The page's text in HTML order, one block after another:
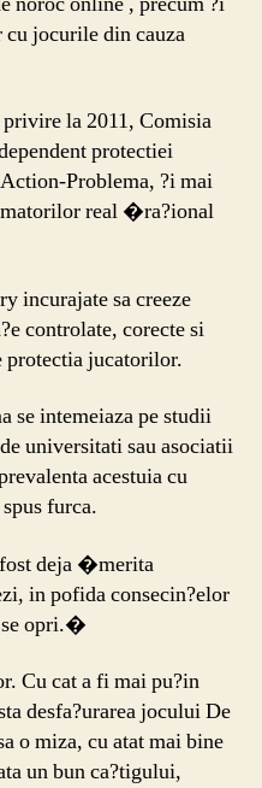
jocurile din cauza
la 2011, Comisia
protectiei
Problema, ?i mai
real �ra?ional
incurajate sa creeze
controlate, corecte si
protectia jucatorilor.
se intemeiaza pe studii
universitati sau asociatii
acestuia cu
furca.
deja �merita
in pofida consecin?elor
se opri.�
Cu cat a fi mai pu?in
desfa?urarea jocului De
o miza, cu atat mai bine
un bun ca?tigului,